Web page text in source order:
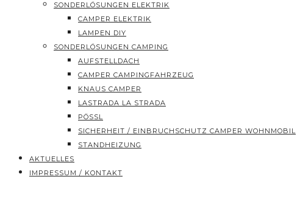
SONDERLÖSUNGEN ELEKTRIK
CAMPER ELEKTRIK
LAMPEN DIY
SONDERLÖSUNGEN CAMPING
AUFSTELLDACH
CAMPER CAMPINGFAHRZEUG
KNAUS CAMPER
LASTRADA LA STRADA
PÖSSL
SICHERHEIT / EINBRUCHSCHUTZ CAMPER WOHNMOBIL
STANDHEIZUNG
AKTUELLES
IMPRESSUM / KONTAKT